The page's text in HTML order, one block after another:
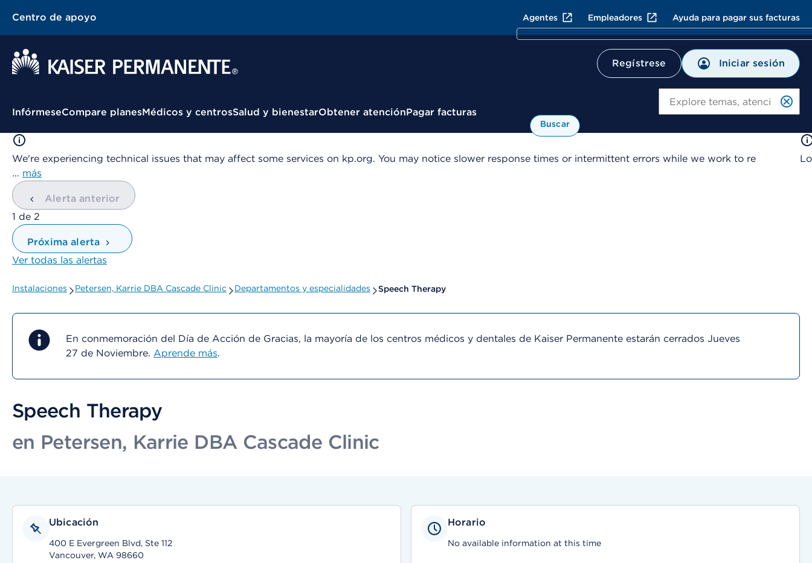
Centro de apoyo Agentes Empleadores Ayuda para pagar sus facturas
Regístrese Iniciar sesión
Menú contextual
InfórmeseCompare planesMédicos y centrosSalud y bienestarObtener atenciónPagar facturas
Buscar
We're experiencing technical issues that may affect some services on kp.org. You may notice slower response times or intermittent errors while we work to re
… más
Alerta anterior
mostrando
1 de 2
Próxima alerta
Ver todas las alertas
Instalaciones Petersen, Karrie DBA Cascade Clinic Departamentos y especialidades Speech Therapy
En conmemoración del Día de Acción de Gracias, la mayoría de los centros médicos y dentales de Kaiser Permanente estarán cerrados Jueves
27 de Noviembre. Aprende más.
Speech Therapy
en Petersen, Karrie DBA Cascade Clinic
Ubicación
400 E Evergreen Blvd, Ste 112
Vancouver, WA 98660
Horario
No available information at this time